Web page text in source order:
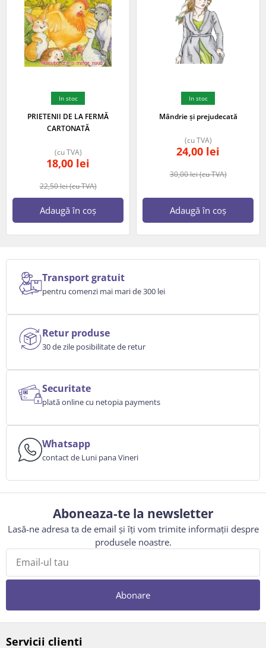
In stoc
PRIETENII DE LA FERMĂ
CARTONATĂ
22,50lei(cu TVA)
18,00 lei
(cu TVA)
Adaugă în coș
In stoc
Mândrie și prejudecată
30,00lei(cu TVA)
24,00 lei
(cu TVA)
Adaugă în coș
Transport gratuit
pentru comenzi mai mari de 300 lei
Retur produse
30 de zile posibilitate de retur
Securitate
plată online cu netopia payments
Whatsapp
contact de Luni pana Vineri
Aboneaza-te la newsletter
Lasă-ne adresa ta de email și îți vom trimite informații despre
produsele noastre.
Abonare
Servicii clienti